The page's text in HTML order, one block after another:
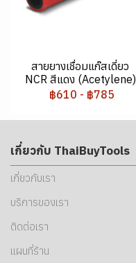
สายยางเชื่อมแก๊สเดี่ยว
NCR สีแดง (Acetylene)
฿610 - ฿785
เกี่ยวกับ ThaiBuyTools
เกี่ยวกับเรา
บริการของเรา
ติดต่อเรา
แผนที่ร้าน